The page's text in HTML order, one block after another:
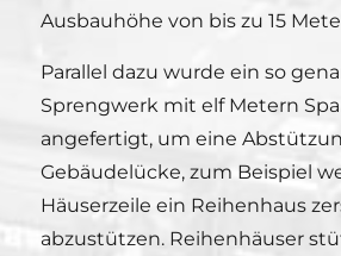
Ausbauhöhe von bis zu 15
Parallel dazu wurde ein so
Sprengwerk mit elf Metern
angefertigt, um eine
Gebäudelücke, zum Beispiel
Häuserzeile ein Reihenhaus
abzustützen. Reihenhäuser